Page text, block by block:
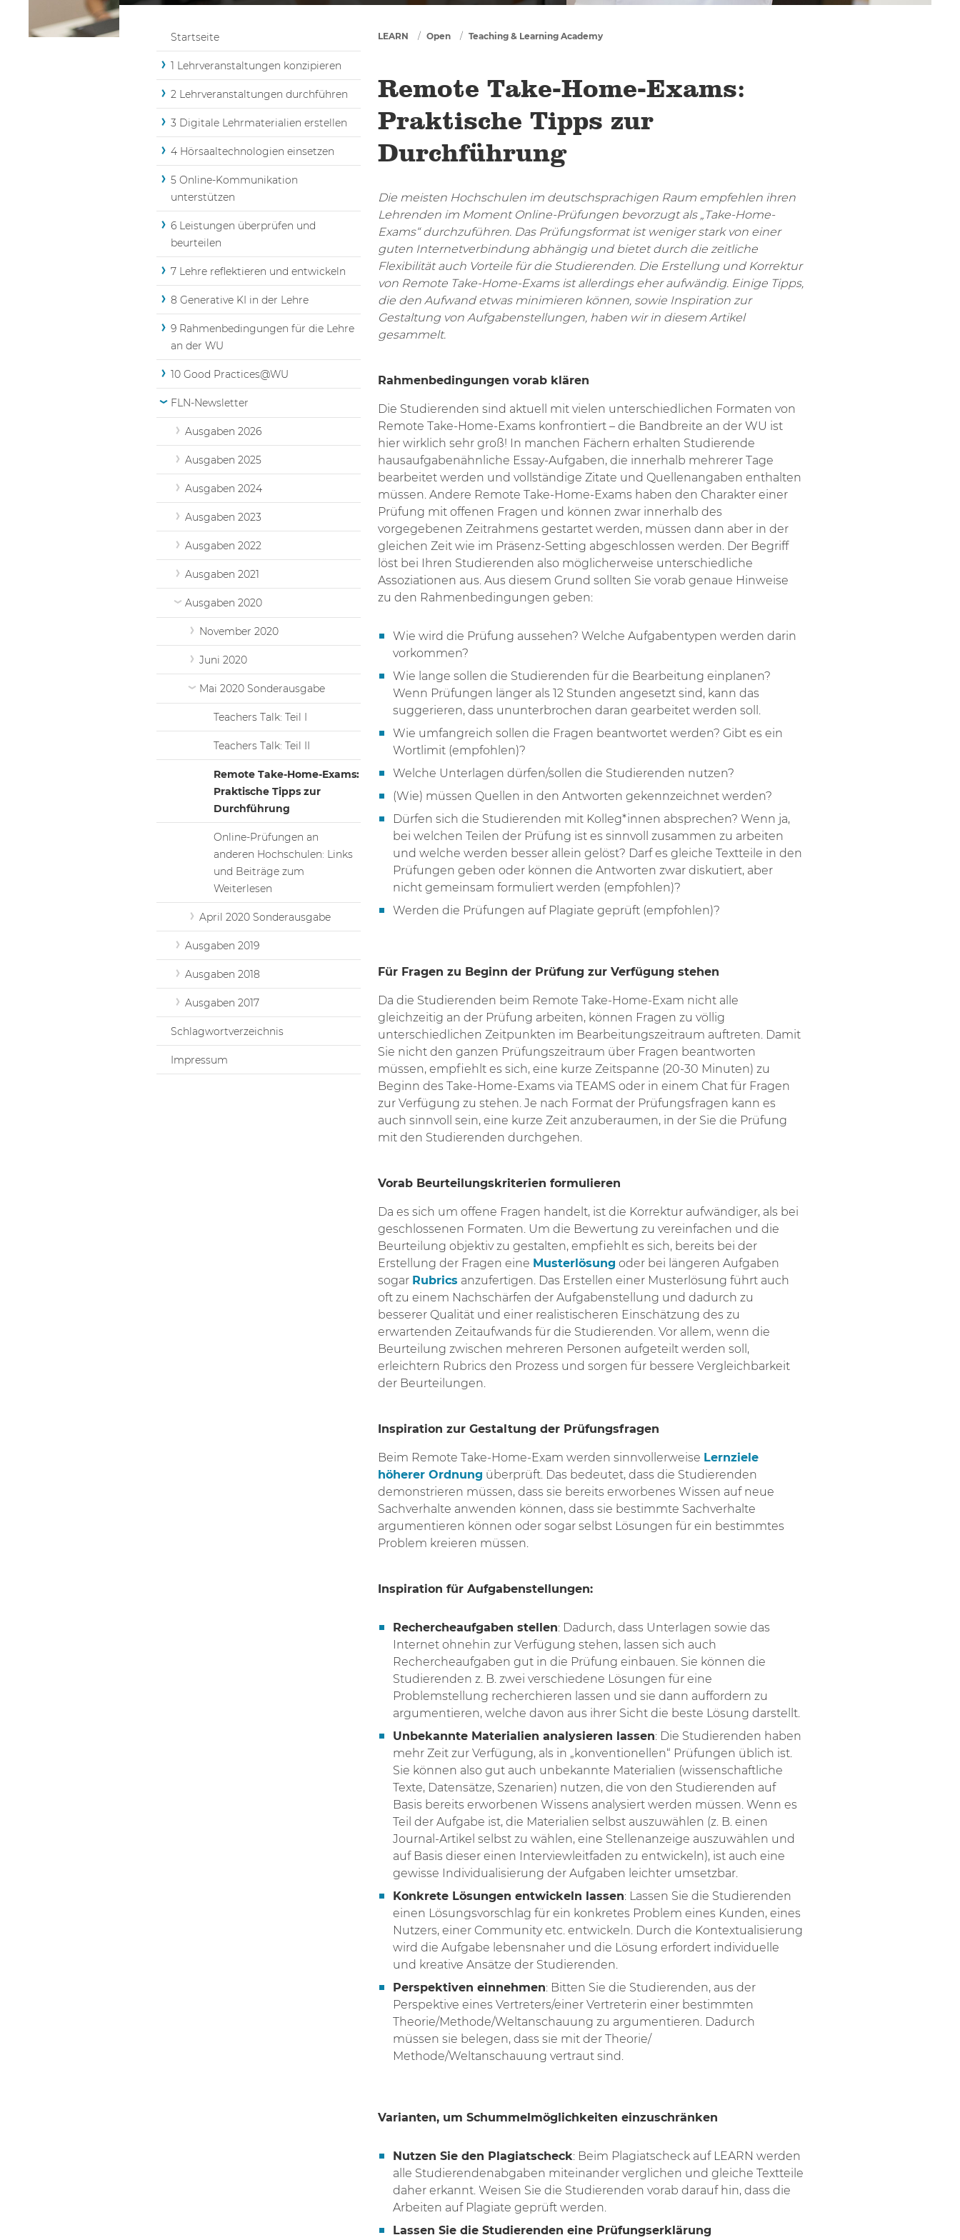
Startseite
1 Lehrveranstaltungen konzipieren
2 Lehrveranstaltungen durchführen
3 Digitale Lehrmaterialien erstellen
4 Hörsaaltechnologien einsetzen
5 Online-Kommunikation
unterstützen
6 Leistungen überprüfen und
beurteilen
7 Lehre reflektieren und entwickeln
8 Generative KI in der Lehre
9 Rahmenbedingungen für die Lehre
an der WU
10 Good Practices@WU
FLN-Newsletter
Ausgaben 2026
Ausgaben 2025
Ausgaben 2024
Ausgaben 2023
Ausgaben 2022
Ausgaben 2021
Ausgaben 2020
November 2020
Juni 2020
Mai 2020 Sonderausgabe
Teachers Talk: Teil I
Teachers Talk: Teil II
Remote Take-Home-Exams:
Praktische Tipps zur
Durchführung
Online-Prüfungen an
anderen Hochschulen: Links
und Beiträge zum
Weiterlesen
April 2020 Sonderausgabe
Ausgaben 2019
Ausgaben 2018
Ausgaben 2017
Schlagwortverzeichnis
Impressum
You are here
LEARN Open Teaching & Learning Academy
Remote Take-Home-Exams:
Praktische Tipps zur
Durchführung
Die meisten Hochschulen im deutschsprachigen Raum empfehlen ihren
Lehrenden im Moment Online-Prüfungen bevorzugt als „Take-Home-
Exams“ durchzuführen. Das Prüfungsformat ist weniger stark von einer
guten Internetverbindung abhängig und bietet durch die zeitliche
Flexibilität auch Vorteile für die Studierenden. Die Erstellung und Korrektur
von Remote Take-Home-Exams ist allerdings eher aufwändig. Einige Tipps,
die den Aufwand etwas minimieren können, sowie Inspiration zur
Gestaltung von Aufgabenstellungen, haben wir in diesem Artikel
gesammelt.
Rahmenbedingungen vorab klären
Die Studierenden sind aktuell mit vielen unterschiedlichen Formaten von
Remote Take-Home-Exams konfrontiert – die Bandbreite an der WU ist
hier wirklich sehr groß! In manchen Fächern erhalten Studierende
hausaufgabenähnliche Essay-Aufgaben, die innerhalb mehrerer Tage
bearbeitet werden und vollständige Zitate und Quellenangaben enthalten
müssen. Andere Remote Take-Home-Exams haben den Charakter einer
Prüfung mit offenen Fragen und können zwar innerhalb des
vorgegebenen Zeitrahmens gestartet werden, müssen dann aber in der
gleichen Zeit wie im Präsenz-Setting abgeschlossen werden. Der Begriff
löst bei Ihren Studierenden also möglicherweise unterschiedliche
Assoziationen aus. Aus diesem Grund sollten Sie vorab genaue Hinweise
zu den Rahmenbedingungen geben:
Wie wird die Prüfung aussehen? Welche Aufgabentypen werden darin
vorkommen?
Wie lange sollen die Studierenden für die Bearbeitung einplanen?
Wenn Prüfungen länger als 12 Stunden angesetzt sind, kann das
suggerieren, dass ununterbrochen daran gearbeitet werden soll.
Wie umfangreich sollen die Fragen beantwortet werden? Gibt es ein
Wortlimit (empfohlen)?
Welche Unterlagen dürfen/sollen die Studierenden nutzen?
(Wie) müssen Quellen in den Antworten gekennzeichnet werden?
Dürfen sich die Studierenden mit Kolleg*innen absprechen? Wenn ja,
bei welchen Teilen der Prüfung ist es sinnvoll zusammen zu arbeiten
und welche werden besser allein gelöst? Darf es gleiche Textteile in den
Prüfungen geben oder können die Antworten zwar diskutiert, aber
nicht gemeinsam formuliert werden (empfohlen)?
Werden die Prüfungen auf Plagiate geprüft (empfohlen)?
Für Fragen zu Beginn der Prüfung zur Verfügung stehen
Da die Studierenden beim Remote Take-Home-Exam nicht alle
gleichzeitig an der Prüfung arbeiten, können Fragen zu völlig
unterschiedlichen Zeitpunkten im Bearbeitungszeitraum auftreten. Damit
Sie nicht den ganzen Prüfungszeitraum über Fragen beantworten
müssen, empfiehlt es sich, eine kurze Zeitspanne (20-30 Minuten) zu
Beginn des Take-Home-Exams via TEAMS oder in einem Chat für Fragen
zur Verfügung zu stehen. Je nach Format der Prüfungsfragen kann es
auch sinnvoll sein, eine kurze Zeit anzuberaumen, in der Sie die Prüfung
mit den Studierenden durchgehen.
Vorab Beurteilungskriterien formulieren
Da es sich um offene Fragen handelt, ist die Korrektur aufwändiger, als bei
geschlossenen Formaten. Um die Bewertung zu vereinfachen und die
Beurteilung objektiv zu gestalten, empfiehlt es sich, bereits bei der
Erstellung der Fragen eine Musterlösung oder bei längeren Aufgaben
sogar Rubrics anzufertigen. Das Erstellen einer Musterlösung führt auch
oft zu einem Nachschärfen der Aufgabenstellung und dadurch zu
besserer Qualität und einer realistischeren Einschätzung des zu
erwartenden Zeitaufwands für die Studierenden. Vor allem, wenn die
Beurteilung zwischen mehreren Personen aufgeteilt werden soll,
erleichtern Rubrics den Prozess und sorgen für bessere Vergleichbarkeit
der Beurteilungen.
Inspiration zur Gestaltung der Prüfungsfragen
Beim Remote Take-Home-Exam werden sinnvollerweise Lernziele
höherer Ordnung überprüft. Das bedeutet, dass die Studierenden
demonstrieren müssen, dass sie bereits erworbenes Wissen auf neue
Sachverhalte anwenden können, dass sie bestimmte Sachverhalte
argumentieren können oder sogar selbst Lösungen für ein bestimmtes
Problem kreieren müssen.
Inspiration für Aufgabenstellungen:
Rechercheaufgaben stellen: Dadurch, dass Unterlagen sowie das
Internet ohnehin zur Verfügung stehen, lassen sich auch
Rechercheaufgaben gut in die Prüfung einbauen. Sie können die
Studierenden z. B. zwei verschiedene Lösungen für eine
Problemstellung recherchieren lassen und sie dann auffordern zu
argumentieren, welche davon aus ihrer Sicht die beste Lösung darstellt.
Unbekannte Materialien analysieren lassen: Die Studierenden haben
mehr Zeit zur Verfügung, als in „konventionellen“ Prüfungen üblich ist.
Sie können also gut auch unbekannte Materialien (wissenschaftliche
Texte, Datensätze, Szenarien) nutzen, die von den Studierenden auf
Basis bereits erworbenen Wissens analysiert werden müssen. Wenn es
Teil der Aufgabe ist, die Materialien selbst auszuwählen (z. B. einen
Journal-Artikel selbst zu wählen, eine Stellenanzeige auszuwählen und
auf Basis dieser einen Interviewleitfaden zu entwickeln), ist auch eine
gewisse Individualisierung der Aufgaben leichter umsetzbar.
Konkrete Lösungen entwickeln lassen: Lassen Sie die Studierenden
einen Lösungsvorschlag für ein konkretes Problem eines Kunden, eines
Nutzers, einer Community etc. entwickeln. Durch die Kontextualisierung
wird die Aufgabe lebensnaher und die Lösung erfordert individuelle
und kreative Ansätze der Studierenden.
Perspektiven einnehmen: Bitten Sie die Studierenden, aus der
Perspektive eines Vertreters/einer Vertreterin einer bestimmten
Theorie/Methode/Weltanschauung zu argumentieren. Dadurch
müssen sie belegen, dass sie mit der Theorie/
Methode/Weltanschauung vertraut sind.
Varianten, um Schummelmöglichkeiten einzuschränken
Nutzen Sie den Plagiatscheck: Beim Plagiatscheck auf LEARN werden
alle Studierendenabgaben miteinander verglichen und gleiche Textteile
daher erkannt. Weisen Sie die Studierenden vorab darauf hin, dass die
Arbeiten auf Plagiate geprüft werden.
Lassen Sie die Studierenden eine Prüfungserklärung